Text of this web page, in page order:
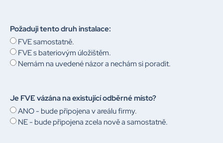
Požaduji tento druh instalace:
FVE samostatně.
FVE s bateriovým úložištěm.
Nemám na uvedené názor a nechám si poradit.
Je FVE vázána na existující odběrné místo?
ANO - bude připojena v areálu firmy.
NE - bude připojena zcela nově a samostatně.